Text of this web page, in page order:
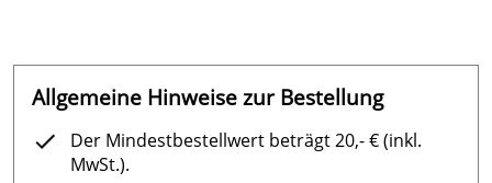
Allgemeine Hinweise zur Bestellung
Der Mindestbestellwert beträgt 20,- € (inkl.
MwSt.).